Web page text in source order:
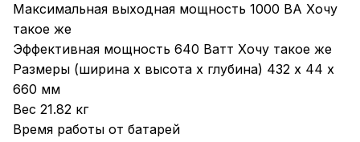
Максимальная выходная мощность 1000 ВА Хочу
такое же
Эффективная мощность 640 Ватт Хочу такое же
Размеры (ширина x высота x глубина) 432 x 44 x
660 мм
Вес 21.82 кг
Время работы от батарей